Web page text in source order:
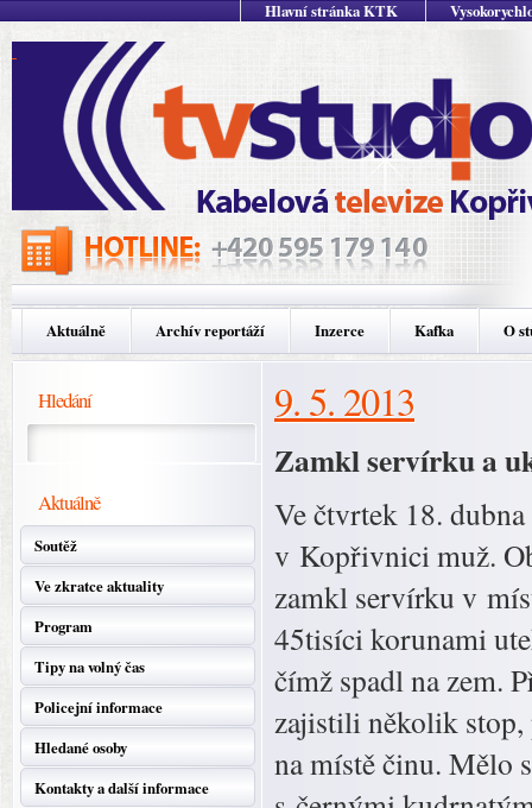
Hlavní stránka KTK
Aktuálně Archív reportáží Inzerce Kafka O
Hledání
Aktuálně
Soutěž
Ve zkratce aktuality
Program
Tipy na volný čas
Policejní informace
Hledané osoby
Kontakty a další informace
9. 5. 2013
Zamkl servírku a
Ve čtvrtek 18.
v Kopřivnici muž.
zamkl servírku v
45tisíci korunami
čímž spadl na zem.
zajistili několik stop,
na místě činu. Mělo